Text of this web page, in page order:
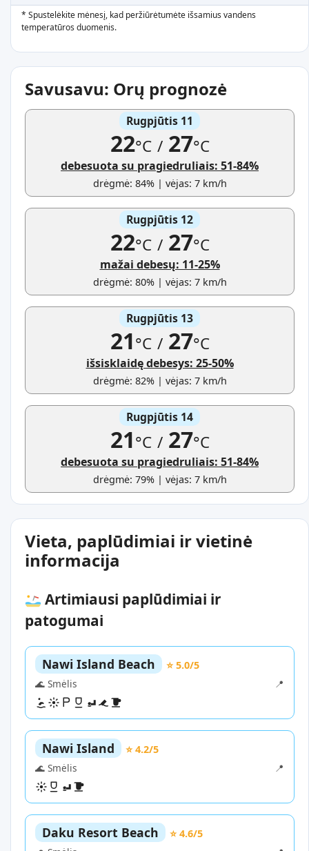
* Spustelėkite mėnesį, kad peržiūrėtumėte išsamius vandens
temperatūros duomenis.
Savusavu: Orų prognozė
Rugpjūtis 11
22°C /27°C
debesuota su pragiedruliais: 51-84%
drėgmė: 84% | vėjas: 7 km/h
Rugpjūtis 12
22°C /27°C
mažai debesų: 11-25%
drėgmė: 80% | vėjas: 7 km/h
Rugpjūtis 13
21°C /27°C
išsisklaidę debesys: 25-50%
drėgmė: 82% | vėjas: 7 km/h
Rugpjūtis 14
21°C /27°C
debesuota su pragiedruliais: 51-84%
drėgmė: 79% | vėjas: 7 km/h
Vieta, paplūdimiai ir vietinė
informacija
Artimiausi paplūdimiai ir
patogumai
Nawi Island Beach
⭐ 5.0/5
🌊 Smėlis
📍
Nawi Island
⭐ 4.2/5
🌊 Smėlis
📍
Daku Resort Beach
⭐ 4.6/5